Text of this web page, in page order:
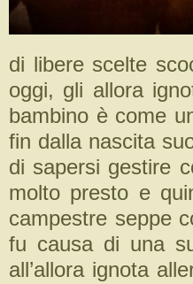
di libere scelte
oggi, gli allora
bambino è come
fin dalla nascita
di sapersi gestire
molto presto e
campestre seppe
fu causa di una
all’allora ignota